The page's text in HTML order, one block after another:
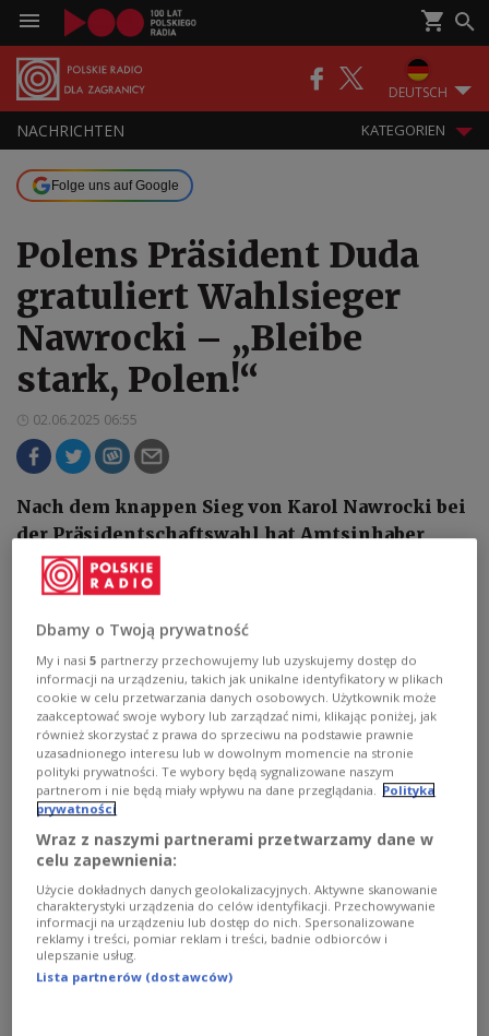
DEUTSCH
NACHRICHTEN KATEGORIEN
Folge uns auf Google
Polens Präsident Duda
gratuliert Wahlsieger
Nawrocki – „Bleibe
stark, Polen!“
02.06.2025 06:55
Nach dem knappen Sieg von Karol Nawrocki bei
der Präsidentschaftswahl hat Amtsinhaber
Andrzej Duda dem neuen Staatsoberhaupt
gratuliert. „Ich gratuliere dem Sieger! Bleibe
auf der Plattform X.
Andrzej Duda i Karol Nawrocki
Dbamy o Twoją prywatność
My i nasi5 partnerzy przechowujemy lub uzyskujemy dostęp do
informacji na urządzeniu, takich jak unikalne identyfikatory w plikach
cookie w celu przetwarzania danych osobowych. Użytkownik może
zaakceptować swoje wybory lub zarządzać nimi, klikając poniżej, jak
również skorzystać z prawa do sprzeciwu na podstawie prawnie
uzasadnionego interesu lub w dowolnym momencie na stronie
polityki prywatności. Te wybory będą sygnalizowane naszym
partnerom i nie będą miały wpływu na dane przeglądania. Polityka
prywatności
Wraz z naszymi partnerami przetwarzamy dane w
celu zapewnienia:
Użycie dokładnych danych geolokalizacyjnych. Aktywne skanowanie
charakterystyki urządzenia do celów identyfikacji. Przechowywanie
informacji na urządzeniu lub dostęp do nich. Spersonalizowane
reklamy i treści, pomiar reklam i treści, badnie odbiorców i
ulepszanie usług.
Lista partnerów (dostawców)